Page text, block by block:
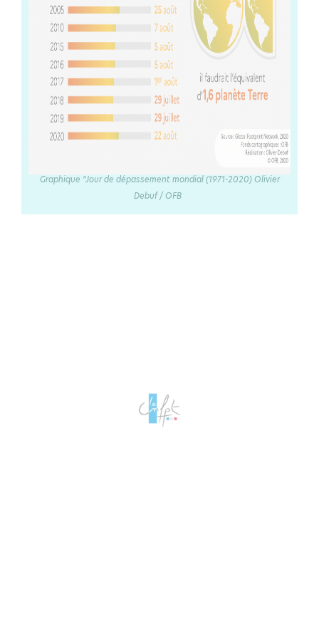
Graphique “Jour de dépassement mondial (1971-2020) Olivier
Debuf / OFB